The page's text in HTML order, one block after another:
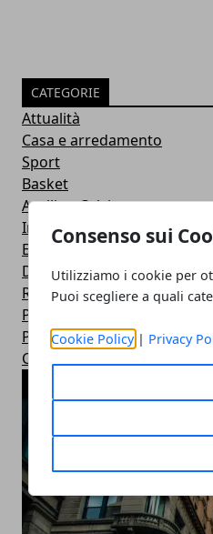
Consenso sui
Utilizziamo i cookie per
Puoi scegliere a quali
Cookie Policy| Privacy
CATEGORIE
Attualità
Casa e arredamento
Sport
Basket
Avellino Calcio
Irpinia news
Editoriale
Dai Comuni
Regione
Primo Piano
Politica
Cronaca